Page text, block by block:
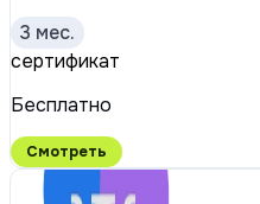
3 мес.
сертификат
Бесплатно
Смотреть